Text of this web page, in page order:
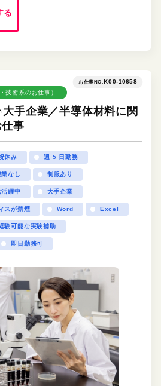
る
お仕事NO. K00-10658
技術系のお仕事）
手企業／半導体材料に関
事
休み 週 5 日勤務
業なし 制服あり
躍中 大手企業
スが禁煙 Word Excel
験可能な実験補助
即日勤務可